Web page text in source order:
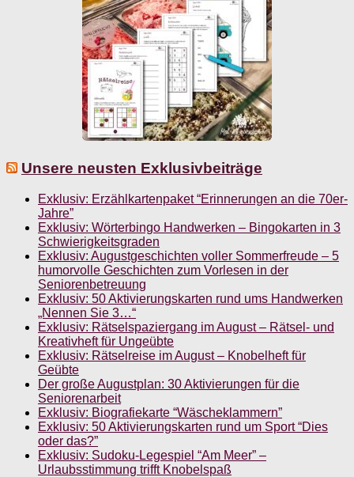
Unsere neusten Exklusivbeiträge
Exklusiv: Erzählkartenpaket “Erinnerungen an die 70er-
Jahre”
Exklusiv: Wörterbingo Handwerken – Bingokarten in 3
Schwierigkeitsgraden
Exklusiv: Augustgeschichten voller Sommerfreude – 5
humorvolle Geschichten zum Vorlesen in der
Seniorenbetreuung
Exklusiv: 50 Aktivierungskarten rund ums Handwerken
„Nennen Sie 3…“
Exklusiv: Rätselspaziergang im August – Rätsel- und
Kreativheft für Ungeübte
Exklusiv: Rätselreise im August – Knobelheft für
Geübte
Der große Augustplan: 30 Aktivierungen für die
Seniorenarbeit
Exklusiv: Biografiekarte “Wäscheklammern”
Exklusiv: 50 Aktivierungskarten rund um Sport “Dies
oder das?”
Exklusiv: Sudoku-Legespiel “Am Meer” –
Urlaubsstimmung trifft Knobelspaß